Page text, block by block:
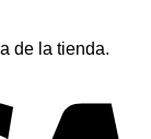
de la tienda.